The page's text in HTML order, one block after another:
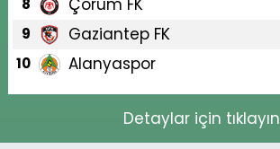
9 Gaziantep FK
10 Alanyaspor
Detaylar için tıklayın